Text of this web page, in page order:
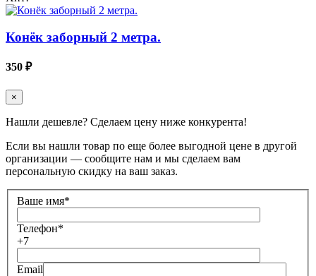
Конёк заборный 2 метра.
350 ₽
×
Нашли дешевле? Сделаем цену ниже конкурента!
Если вы нашли товар по еще более выгодной цене в другой
организации — сообщите нам и мы сделаем вам
персональную скидку на ваш заказ.
Ваше имя*
Телефон*
+7
Email